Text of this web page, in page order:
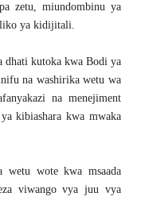
zetu, miundombinu ya
ya kidijitali.
dhati kutoka kwa Bodi ya
na washirika wetu wa
na menejiment
kibiashara kwa mwaka
wetu wote kwa msaada
viwango vya juu vya